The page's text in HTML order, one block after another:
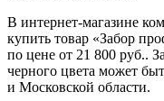
В интернет-магазине
купить товар «Забор
по цене от 21 800 руб..
черного цвета может
и Московской области.